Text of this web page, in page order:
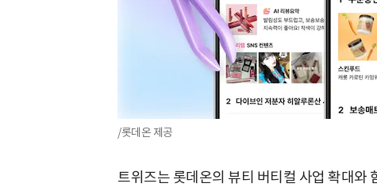
/롯데온 제공
트위즈는 롯데온의 뷰티 버티컬 사업 확대